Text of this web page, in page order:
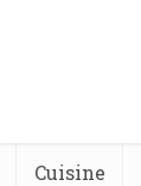
Cuisine